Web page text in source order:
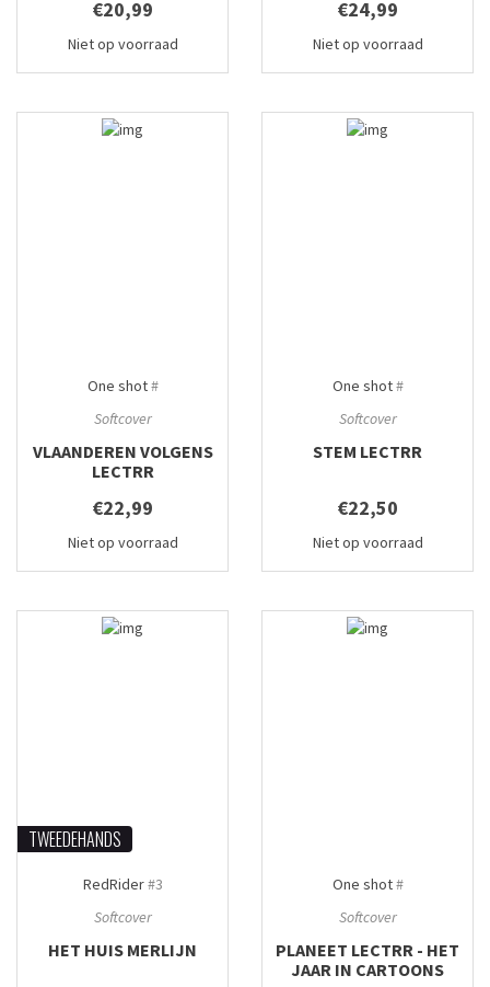
€20,99
Niet op voorraad
€24,99
Niet op voorraad
One shot#
Softcover
VLAANDEREN VOLGENS
LECTRR
€22,99
Niet op voorraad
One shot#
Softcover
STEM LECTRR
€22,50
Niet op voorraad
TWEEDEHANDS
RedRider#3
Softcover
HET HUIS MERLIJN
One shot#
Softcover
PLANEET LECTRR - HET
JAAR IN CARTOONS